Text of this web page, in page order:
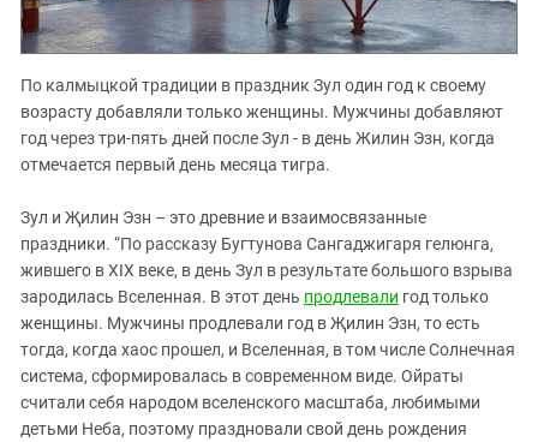
По калмыцкой традиции в праздник Зул один год к своему
возрасту добавляли только женщины. Мужчины добавляют
год через три-пять дней после Зул - в день Жилин Эзн, когда
отмечается первый день месяца тигра.
Зул и Җилин Эзн – это древние и взаимосвязанные
праздники. “По рассказу Бугтунова Сангаджигаря гелюнга,
жившего в XIX веке, в день Зул в результате большого взрыва
зародилась Вселенная. В этот день продлевали год только
женщины. Мужчины продлевали год в Җилин Эзн, то есть
тогда, когда хаос прошел, и Вселенная, в том числе Солнечная
система, сформировалась в современном виде. Ойраты
считали себя народом вселенского масштаба, любимыми
детьми Неба, поэтому праздновали свой день рождения